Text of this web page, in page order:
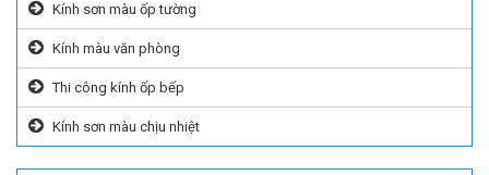
Kính sơn màu ốp tường
Kính màu văn phòng
Thi công kính ốp bếp
Kính sơn màu chịu nhiệt